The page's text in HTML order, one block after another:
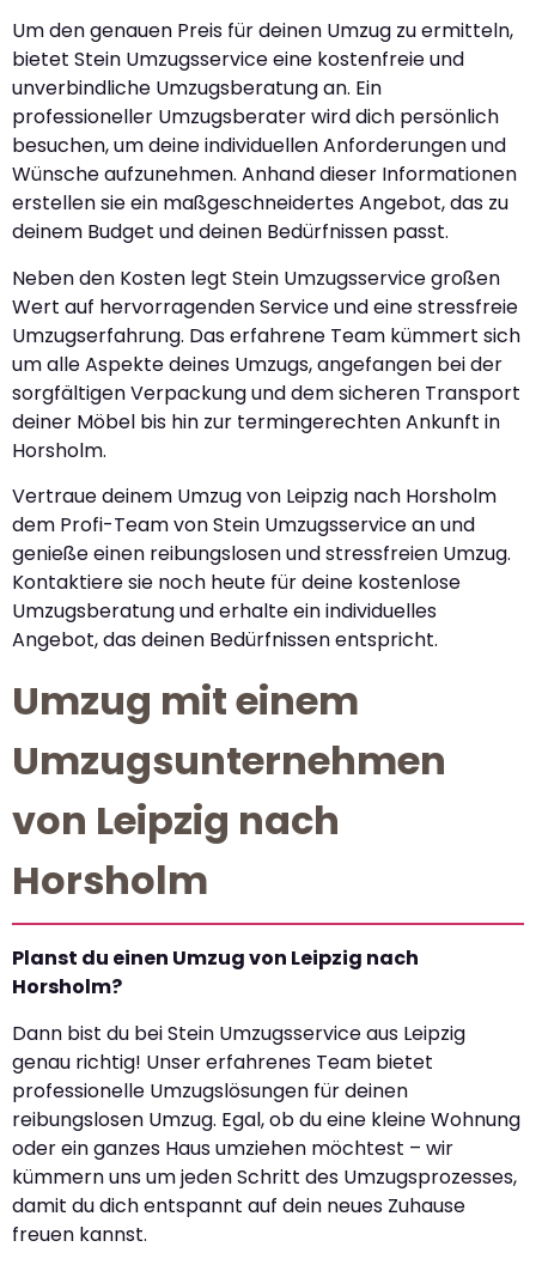
Um den genauen Preis für deinen Umzug zu ermitteln,
bietet Stein Umzugsservice eine kostenfreie und
unverbindliche Umzugsberatung an. Ein
professioneller Umzugsberater wird dich persönlich
besuchen, um deine individuellen Anforderungen und
Wünsche aufzunehmen. Anhand dieser Informationen
erstellen sie ein maßgeschneidertes Angebot, das zu
deinem Budget und deinen Bedürfnissen passt.
Neben den Kosten legt Stein Umzugsservice großen
Wert auf hervorragenden Service und eine stressfreie
Umzugserfahrung. Das erfahrene Team kümmert sich
um alle Aspekte deines Umzugs, angefangen bei der
sorgfältigen Verpackung und dem sicheren Transport
deiner Möbel bis hin zur termingerechten Ankunft in
Horsholm.
Vertraue deinem Umzug von Leipzig nach Horsholm
dem Profi-Team von Stein Umzugsservice an und
genieße einen reibungslosen und stressfreien Umzug.
Kontaktiere sie noch heute für deine kostenlose
Umzugsberatung und erhalte ein individuelles
Angebot, das deinen Bedürfnissen entspricht.
Umzug mit einem
Umzugsunternehmen
von Leipzig nach
Horsholm
Planst du einen Umzug von Leipzig nach
Horsholm?
Dann bist du bei Stein Umzugsservice aus Leipzig
genau richtig! Unser erfahrenes Team bietet
professionelle Umzugslösungen für deinen
reibungslosen Umzug. Egal, ob du eine kleine Wohnung
oder ein ganzes Haus umziehen möchtest – wir
kümmern uns um jeden Schritt des Umzugsprozesses,
damit du dich entspannt auf dein neues Zuhause
freuen kannst.